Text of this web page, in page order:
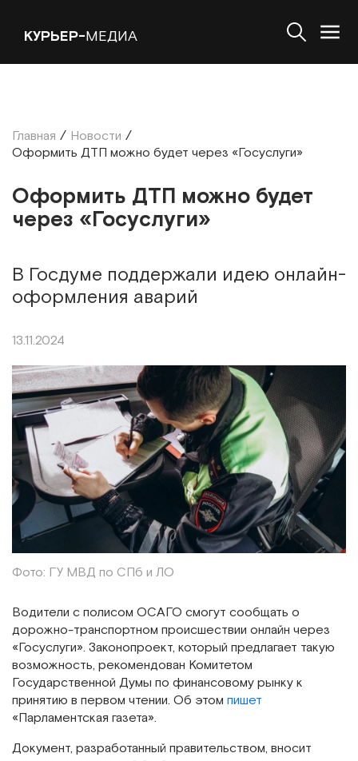
КУРЬЕР-МЕДИА
Главная / Новости /
Оформить ДТП можно будет через «Госуслуги»
Оформить ДТП можно будет
через «Госуслуги»
В Госдуме поддержали идею онлайн-
оформления аварий
13.11.2024
Фото: ГУ МВД по СПб и ЛО
Водители с полисом ОСАГО смогут сообщать о
дорожно-транспортном происшествии онлайн через
«Госуслуги». Законопроект, который предлагает такую
возможность, рекомендован Комитетом
Государственной Думы по финансовому рынку к
принятию в первом чтении. Об этом пишет
«Парламентская газета».
Документ, разработанный правительством, вносит